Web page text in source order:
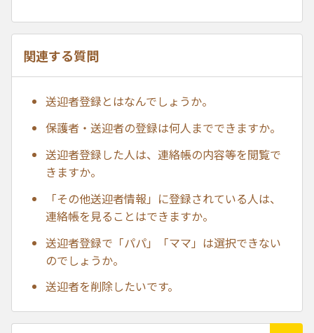
関連する質問
送迎者登録とはなんでしょうか。
保護者・送迎者の登録は何人までできますか。
送迎者登録した人は、連絡帳の内容等を閲覧で
きますか。
「その他送迎者情報」に登録されている人は、
連絡帳を見ることはできますか。
送迎者登録で「パパ」「ママ」は選択できない
のでしょうか。
送迎者を削除したいです。